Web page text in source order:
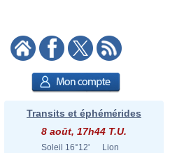
Transits et éphémérides
8 août, 17h44 T.U.
Soleil 16°12'
Lion